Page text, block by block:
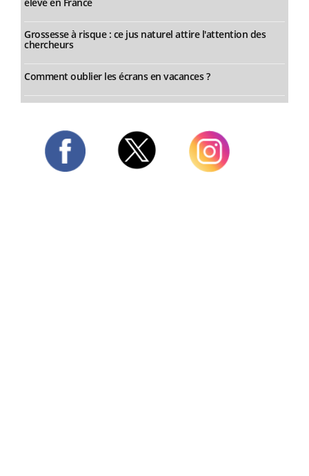
Grossesse à risque : ce jus naturel attire l'attention des
chercheurs
Comment oublier les écrans en vacances ?